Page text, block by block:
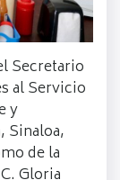
Secretario
al Servicio
y
Sinaloa,
de la